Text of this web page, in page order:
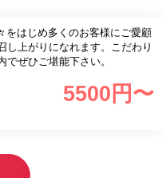
し上がりになれます。こだわり
ぜひご堪能下さい。
5500 円〜